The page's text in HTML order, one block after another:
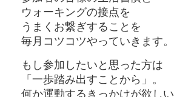
ウォーキングの接点を
うまくお繋ぎすることを
毎月コツコツやっていきます。
もし参加したいと思った方は
「一歩踏み出すことから」。
何か運動するきっかけが欲しい